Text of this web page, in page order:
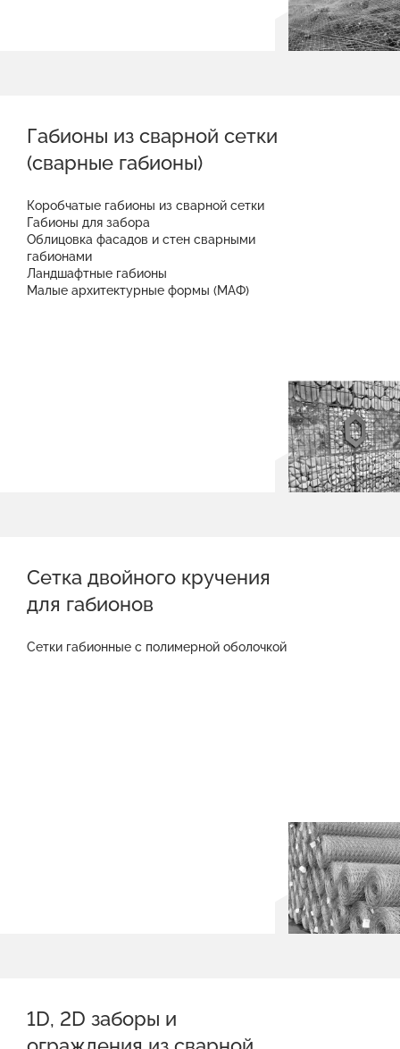
Габионы из сварной сетки
(сварные габионы)
Коробчатые габионы из сварной сетки
Габионы для забора
Облицовка фасадов и стен сварными
габионами
Ландшафтные габионы
Малые архитектурные формы (МАФ)
Сетка двойного кручения
для габионов
Сетки габионные с полимерной оболочкой
1D, 2D заборы и